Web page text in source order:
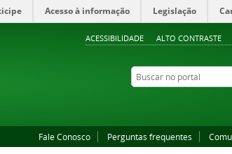
ACESSIBILIDADE ALTO CONTRASTE
Acesso à informação Legislação
Buscar no portal
Fale Conosco Perguntas frequentes